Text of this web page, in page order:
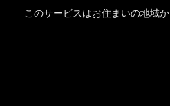
このサービスはお住まいの地域